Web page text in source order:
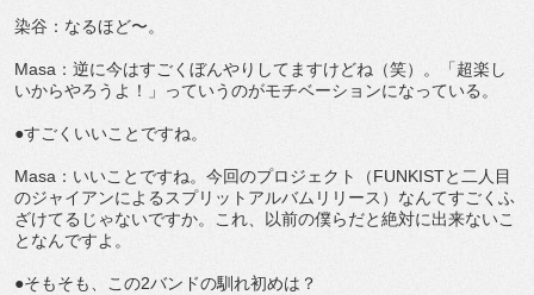
染谷：なるほど〜。
Masa：逆に今はすごくぼんやりしてますけどね（笑）。「超楽し
いからやろうよ！」っていうのがモチベーションになっている。
●すごくいいことですね。
Masa：いいことですね。今回のプロジェクト（FUNKISTと二人目
のジャイアンによるスプリットアルバムリリース）なんてすごくふ
ざけてるじゃないですか。これ、以前の僕らだと絶対に出来ないこ
となんですよ。
●そもそも、この2バンドの馴れ初めは？